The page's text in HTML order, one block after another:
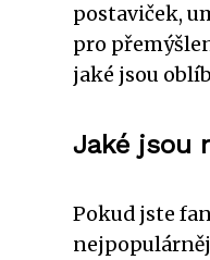
postaviček,
pro
jaké jsou
Jaké jsou
Pokud jste